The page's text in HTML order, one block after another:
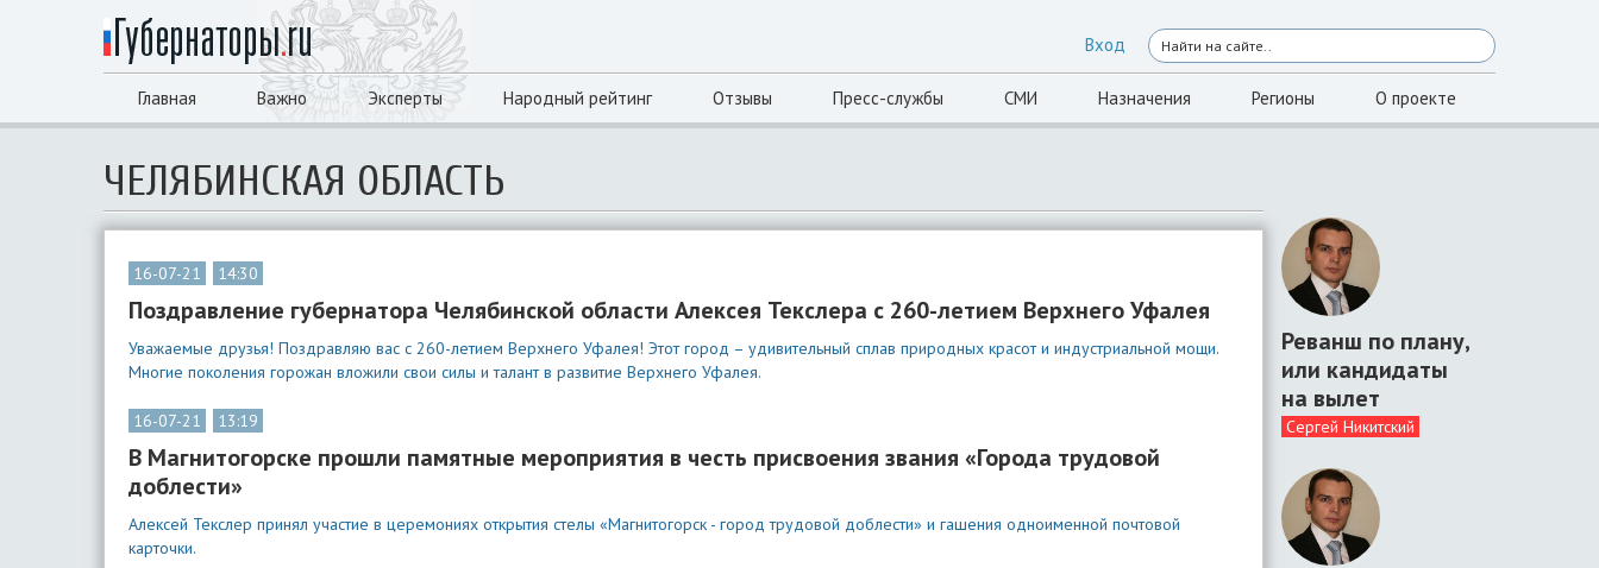
Вход
Главная Важно Эксперты Народный рейтинг Отзывы Пресс-службы СМИ Назначения Регионы О проекте
ЧЕЛЯБИНСКАЯ ОБЛАСТЬ
16-07-21 14:30
Поздравление губернатора Челябинской области Алексея Текслера с 260-летием Верхнего Уфалея
Уважаемые друзья! Поздравляю вас с 260-летием Верхнего Уфалея! Этот город – удивительный сплав природных красот и индустриальной мощи.
Многие поколения горожан вложили свои силы и талант в развитие Верхнего Уфалея.
16-07-21 13:19
В Магнитогорске прошли памятные мероприятия в честь присвоения звания «Города трудовой
доблести»
Алексей Текслер принял участие в церемониях открытия стелы «Магнитогорск - город трудовой доблести» и гашения одноименной почтовой
карточки.
Реванш по плану,
или кандидаты
на вылет
Сергей Никитский